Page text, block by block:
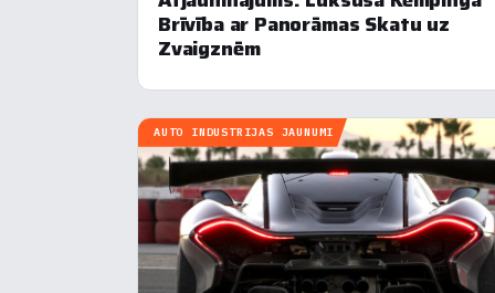
Brīvība ar Panorāmas Skatu uz
Zvaigznēm
AUTO INDUSTRIJAS JAUNUMI
▶
▶